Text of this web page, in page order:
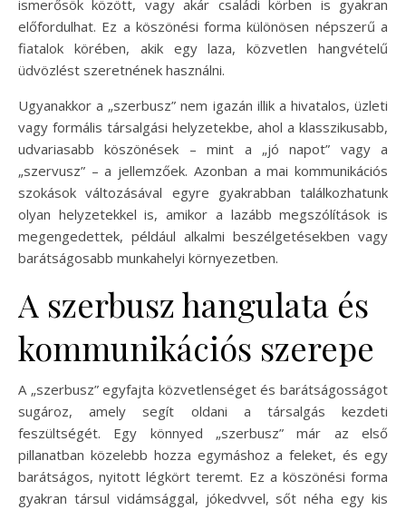
ismerősök között, vagy akár családi körben is gyakran
előfordulhat. Ez a köszönési forma különösen népszerű a
fiatalok körében, akik egy laza, közvetlen hangvételű
üdvözlést szeretnének használni.
Ugyanakkor a „szerbusz” nem igazán illik a hivatalos, üzleti
vagy formális társalgási helyzetekbe, ahol a klasszikusabb,
udvariasabb köszönések – mint a „jó napot” vagy a
„szervusz” – a jellemzőek. Azonban a mai kommunikációs
szokások változásával egyre gyakrabban találkozhatunk
olyan helyzetekkel is, amikor a lazább megszólítások is
megengedettek, például alkalmi beszélgetésekben vagy
barátságosabb munkahelyi környezetben.
A szerbusz hangulata és
kommunikációs szerepe
A „szerbusz” egyfajta közvetlenséget és barátságosságot
sugároz, amely segít oldani a társalgás kezdeti
feszültségét. Egy könnyed „szerbusz” már az első
pillanatban közelebb hozza egymáshoz a feleket, és egy
barátságos, nyitott légkört teremt. Ez a köszönési forma
gyakran társul vidámsággal, jókedvvel, sőt néha egy kis